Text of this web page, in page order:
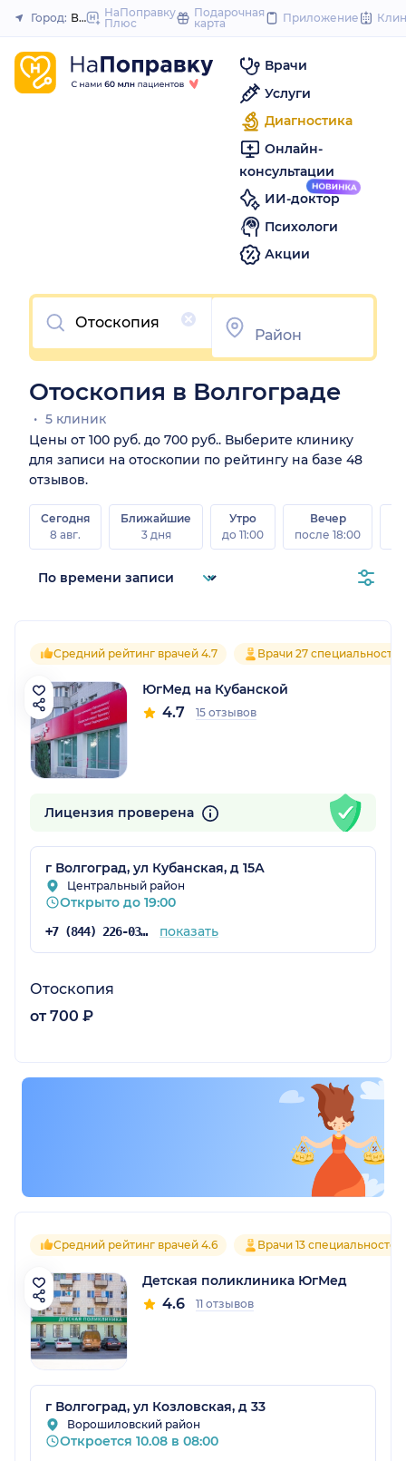
to
Закрыть
обл.)
Город: ВолгоградНаПоправку
Плюс
Подарочная
карта
Приложение
Врачи
Услуги
Диагностика
Онлайн-
консультации
ИИ-доктор
Психологи
Акции
Очистить
Отоскопия в Волгограде
5 клиник
Цены от 100 руб. до 700 руб.. Выберите клинику
для записи на отоскопии по рейтингу на базе 48
отзывов.
Сегодня
8 авг.
Ближайшие
3 дня
Утро
до 11:00
Вечер
после 18:00
Средний рейтинг врачей 4.7 Врачи 27 специальностей
ЮгМед на Кубанской
4.7 15 отзывов
Лицензия проверена
г Волгоград, ул Кубанская, д 15А
Центральный район
Открыто до 19:00
+7 (844) 226-03-60 показать
Отоскопия
от 700 ₽
Средний рейтинг врачей 4.6 Врачи 13 специальностей
Детская поликлиника ЮгМед
4.6 11 отзывов
г Волгоград, ул Козловская, д 33
Ворошиловский район
Откроется 10.08 в 08:00